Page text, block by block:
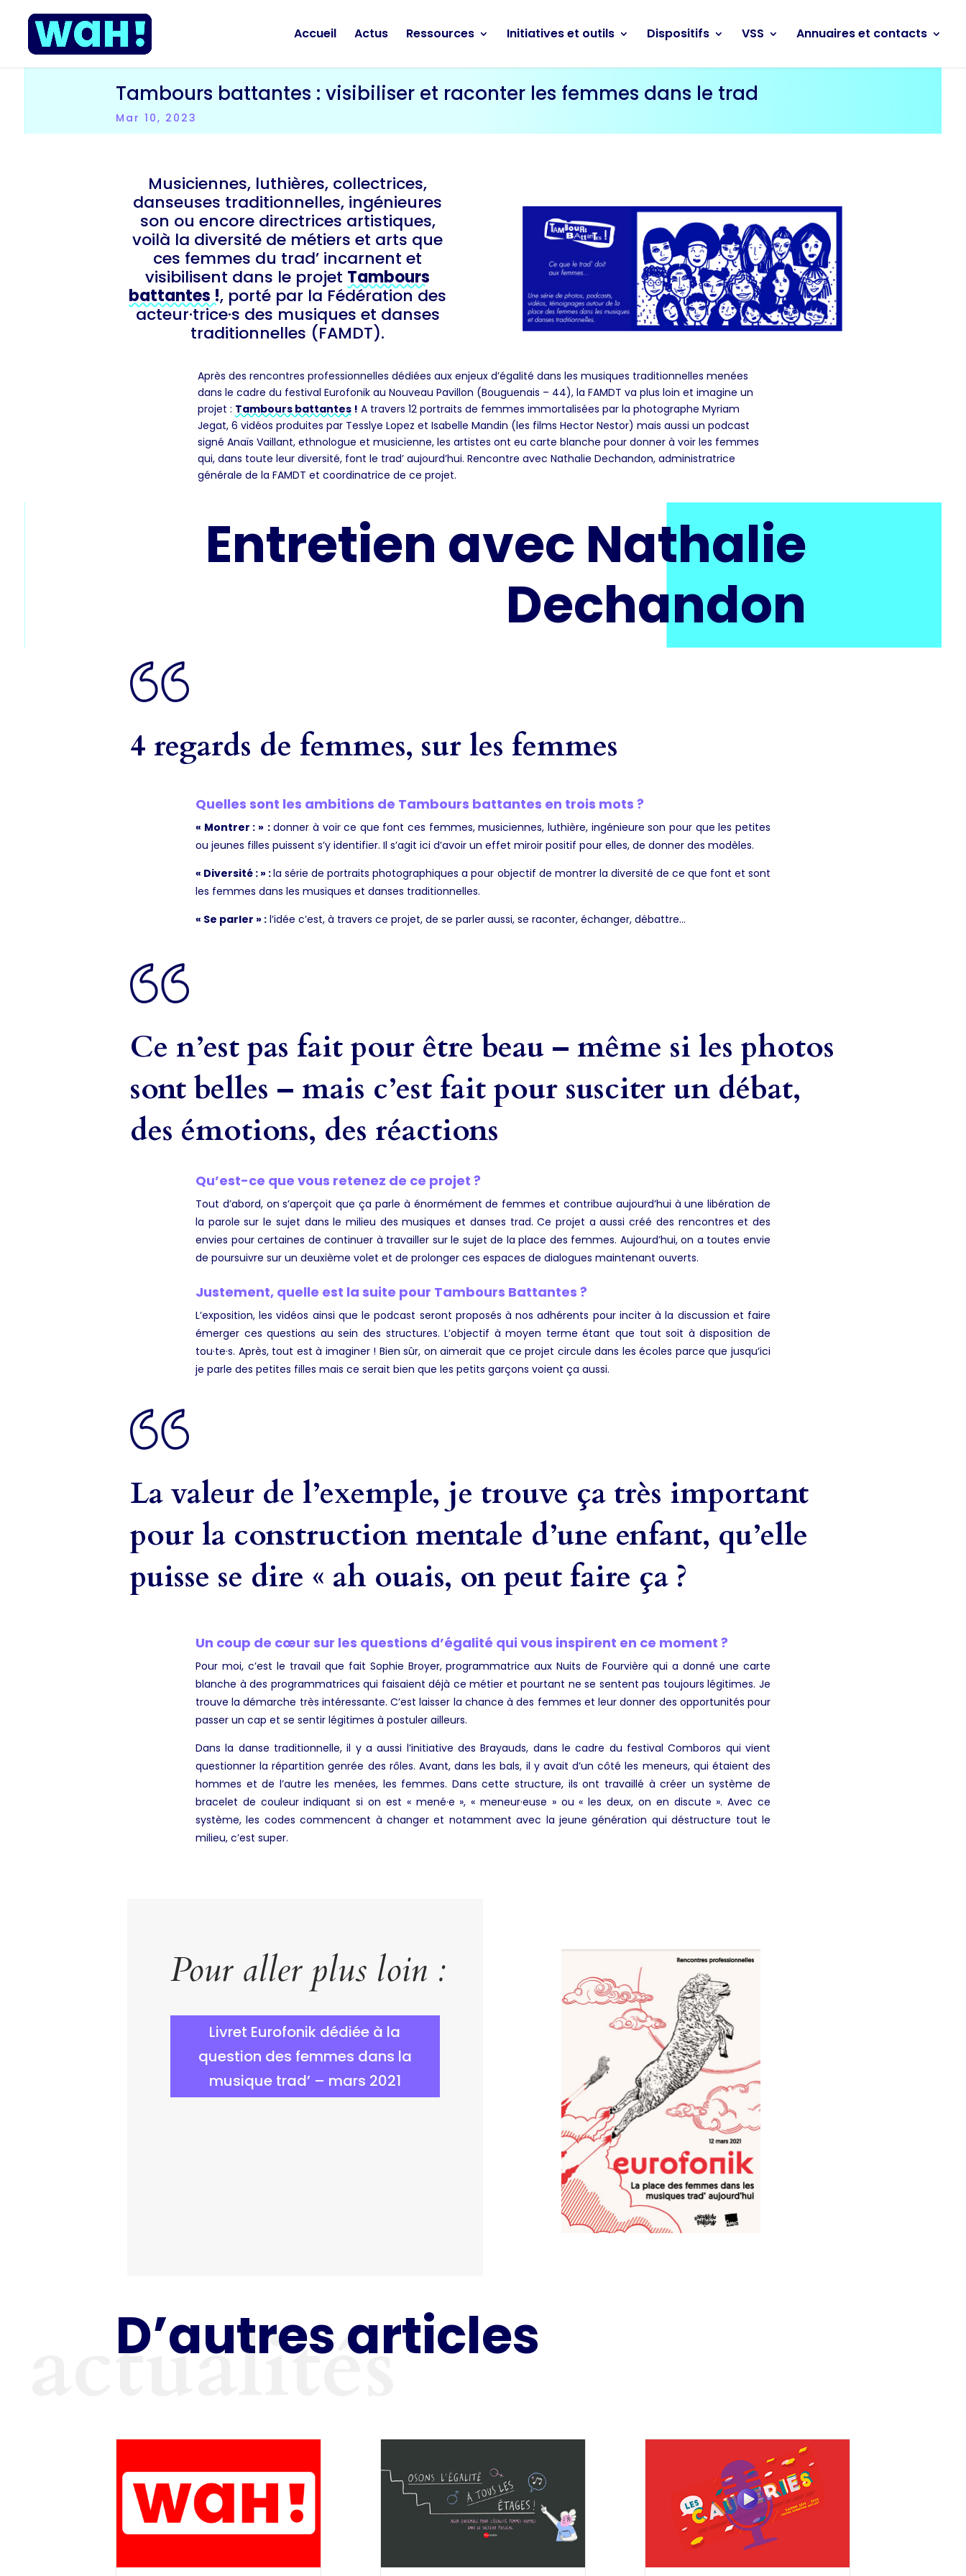
Accueil Actus Ressources Initiatives et outils Dispositifs VSS Annuaires et contacts
Tambours battantes : visibiliser et raconter les femmes dans le trad
Mar 10, 2023
Musiciennes, luthières, collectrices,
danseuses traditionnelles, ingénieures
son ou encore directrices artistiques,
voilà la diversité de métiers et arts que
ces femmes du trad’ incarnent et
visibilisent dans le projet Tambours
battantes !, porté par la Fédération des
acteur·trice·s des musiques et danses
traditionnelles (FAMDT).
Après des rencontres professionnelles dédiées aux enjeux d’égalité dans les musiques traditionnelles menées
dans le cadre du festival Eurofonik au Nouveau Pavillon (Bouguenais – 44), la FAMDT va plus loin et imagine un
projet : Tambours battantes ! A travers 12 portraits de femmes immortalisées par la photographe Myriam
Jegat, 6 vidéos produites par Tesslye Lopez et Isabelle Mandin (les films Hector Nestor) mais aussi un podcast
signé Anaïs Vaillant, ethnologue et musicienne, les artistes ont eu carte blanche pour donner à voir les femmes
qui, dans toute leur diversité, font le trad’ aujourd’hui. Rencontre avec Nathalie Dechandon, administratrice
générale de la FAMDT et coordinatrice de ce projet.
Entretien avec Nathalie
Dechandon
4 regards de femmes, sur les femmes
Quelles sont les ambitions de Tambours battantes en trois mots ?
« Montrer : » :donner à voir ce que font ces femmes, musiciennes, luthière, ingénieure son pour que les petites
ou jeunes filles puissent s’y identifier. Il s’agit ici d’avoir un effet miroir positif pour elles, de donner des modèles.
« Diversité : » :la série de portraits photographiques a pour objectif de montrer la diversité de ce que font et sont
les femmes dans les musiques et danses traditionnelles.
« Se parler » : l’idée c’est, à travers ce projet, de se parler aussi, se raconter, échanger, débattre…
Ce n’est pas fait pour être beau – même si les photos
sont belles – mais c’est fait pour susciter un débat,
des émotions, des réactions
Qu’est-ce que vous retenez de ce projet ?
Tout d’abord, on s’aperçoit que ça parle à énormément de femmes et contribue aujourd’hui à une libération de
la parole sur le sujet dans le milieu des musiques et danses trad. Ce projet a aussi créé des rencontres et des
envies pour certaines de continuer à travailler sur le sujet de la place des femmes. Aujourd’hui, on a toutes envie
de poursuivre sur un deuxième volet et de prolonger ces espaces de dialogues maintenant ouverts.
Justement, quelle est la suite pour Tambours Battantes ?
L’exposition, les vidéos ainsi que le podcast seront proposés à nos adhérents pour inciter à la discussion et faire
émerger ces questions au sein des structures. L’objectif à moyen terme étant que tout soit à disposition de
tou·te·s. Après, tout est à imaginer ! Bien sûr, on aimerait que ce projet circule dans les écoles parce que jusqu’ici
je parle des petites filles mais ce serait bien que les petits garçons voient ça aussi.
La valeur de l’exemple, je trouve ça très important
pour la construction mentale d’une enfant, qu’elle
puisse se dire « ah ouais, on peut faire ça ?
Un coup de cœur sur les questions d’égalité qui vous inspirent en ce moment ?
Pour moi, c’est le travail que fait Sophie Broyer, programmatrice aux Nuits de Fourvière qui a donné une carte
blanche à des programmatrices qui faisaient déjà ce métier et pourtant ne se sentent pas toujours légitimes. Je
trouve la démarche très intéressante. C’est laisser la chance à des femmes et leur donner des opportunités pour
passer un cap et se sentir légitimes à postuler ailleurs.
Dans la danse traditionnelle, il y a aussi l’initiative des Brayauds, dans le cadre du festival Comboros qui vient
questionner la répartition genrée des rôles. Avant, dans les bals, il y avait d’un côté les meneurs, qui étaient des
hommes et de l’autre les menées, les femmes. Dans cette structure, ils ont travaillé à créer un système de
bracelet de couleur indiquant si on est « mené·e », « meneur·euse » ou « les deux, on en discute ». Avec ce
système, les codes commencent à changer et notamment avec la jeune génération qui déstructure tout le
milieu, c’est super.
Pour aller plus loin :
Livret Eurofonik dédiée à la
question des femmes dans la
musique trad’ – mars 2021
D’autres articles
actualités